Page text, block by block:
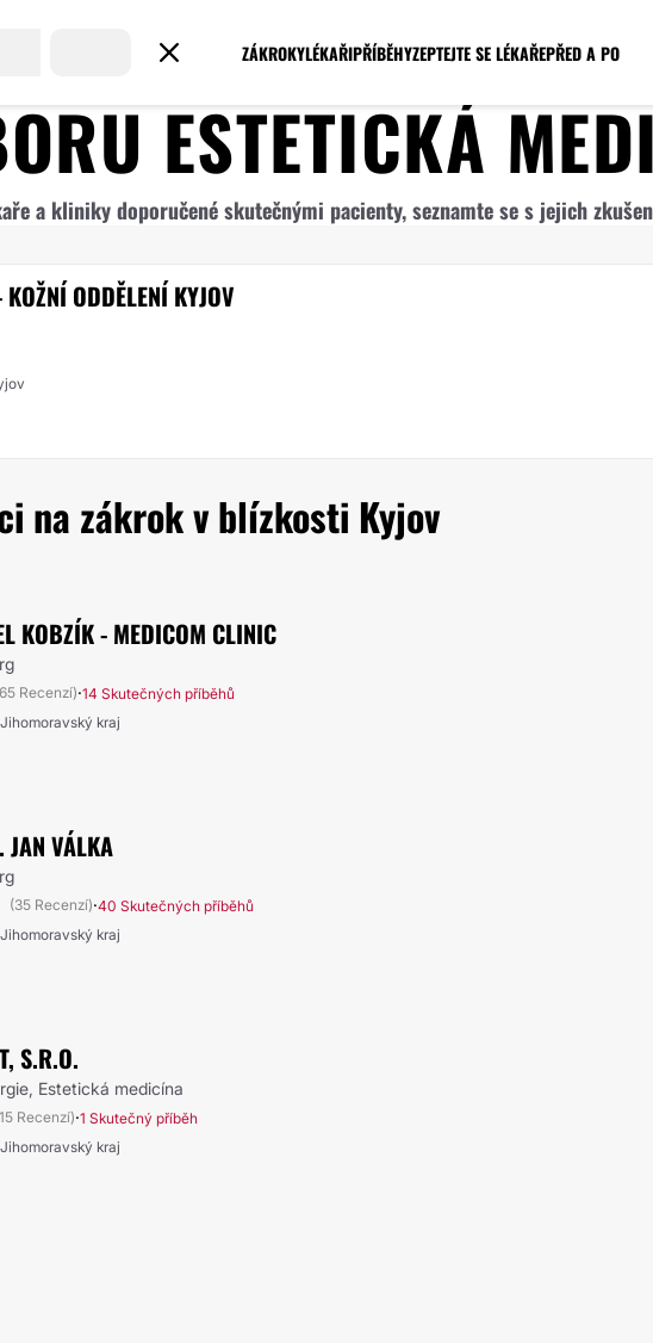
ZÁKROKYLÉKAŘIPŘÍBĚHYZEPTEJTE SE LÉKAŘEPŘED A PO
ESTETICKÁ
a kliniky doporučené skutečnými pacienty, seznamte se s jejich
KOŽNÍ ODDĚLENÍ KYJOV
na zákrok v blízkosti Kyjov
KOBZÍK - MEDICOM CLINIC
Recenzí)·14 Skutečných příběhů
kraj
JAN VÁLKA
(35 Recenzí)·40 Skutečných příběhů
kraj
S.R.O.
Estetická medicína
Recenzí)·1 Skutečný příběh
kraj